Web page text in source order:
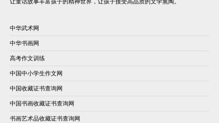
中华武术网
中华书画网
高考作文训练
中国中小学生作文网
中国收藏证书查询网
中国书画收藏证书查询网
书画艺术品收藏证书查询网